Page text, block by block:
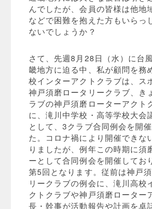
んでしたが、会員の皆様は他地
などで困難を抱えた方もいらっ
ないでしょうか？
さて、先週8月28日（水）に台
畿地方に迫る中、私が顧問を務
校インターアクトクラブは、ス
神戸須磨ロータリークラブ、き
ラブの神戸須磨ローターアクト
に、滝川中学校・高等学校大会
として、3クラブ合同例会を開
た。コロナ禍により開催できな
りましたが、例年この時期に須
ーとして合同例会を開催してお
第5回となります。従前は神戸
リークラブの例会に、滝川高校
クトクラブや神戸須磨ローター
長・幹事が活動報告や計画を卓